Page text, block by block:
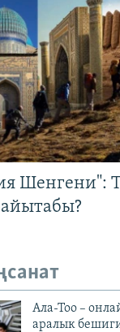
Шенгени":
Ала-Тоо –
аралык